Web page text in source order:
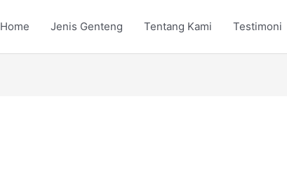
Home Jenis Genteng Tentang Kami Testimoni